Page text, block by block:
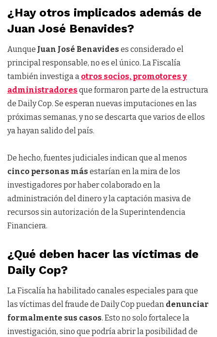
¿Hay otros implicados además de
Juan José Benavides?
Aunque Juan José Benavides es considerado el
principal responsable, no es el único. La Fiscalía
también investiga a otros socios, promotores y
administradores que formaron parte de la estructura
de Daily Cop. Se esperan nuevas imputaciones en las
próximas semanas, y no se descarta que varios de ellos
ya hayan salido del país.
De hecho, fuentes judiciales indican que al menos
cinco personas más estarían en la mira de los
investigadores por haber colaborado en la
administración del dinero y la captación masiva de
recursos sin autorización de la Superintendencia
Financiera.
¿Qué deben hacer las víctimas de
Daily Cop?
La Fiscalía ha habilitado canales especiales para que
las víctimas del fraude de Daily Cop puedan denunciar
formalmente sus casos. Esto no solo fortalece la
investigación, sino que podría abrir la posibilidad de